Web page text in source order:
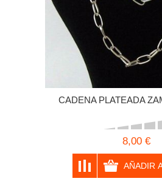
CADENA PLATEADA
8,00 €